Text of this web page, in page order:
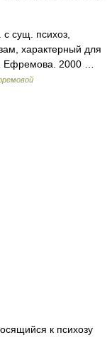
сущ. психоз,
характерный для
Ефремова. 2000 …
к психозу